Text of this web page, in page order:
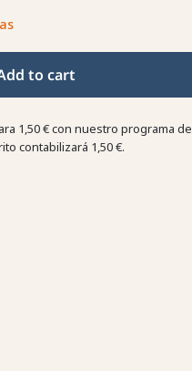
to cart
1,50 €con nuestro programa de
contabilizará 1,50 €.